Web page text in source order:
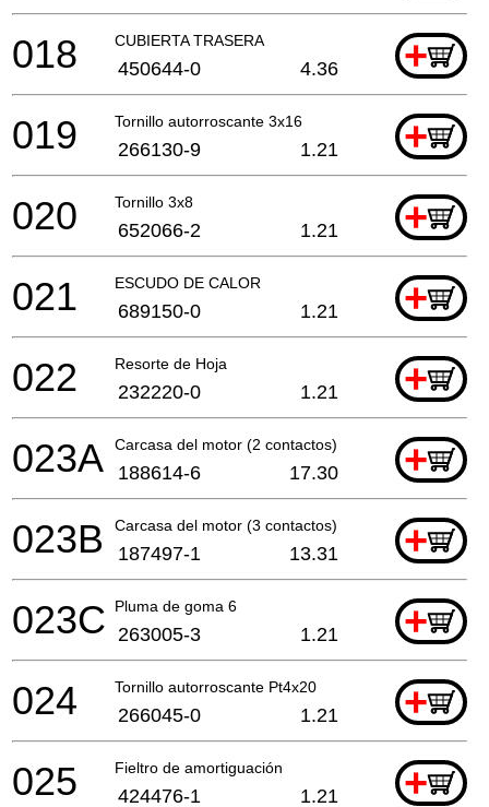
CUBIERTA TRASERA +
018 450644-0 4.36
Tornillo autorroscante 3x16 +
019 266130-9 1.21
Tornillo 3x8 +
020 652066-2 1.21
ESCUDO DE CALOR +
021 689150-0 1.21
Resorte de Hoja +
022 232220-0 1.21
Carcasa del motor (2 contactos) +
023A 188614-6 17.30
Carcasa del motor (3 contactos) +
023B 187497-1 13.31
Pluma de goma 6 +
023C 263005-3 1.21
Tornillo autorroscante Pt4x20 +
024 266045-0 1.21
Fieltro de amortiguación +
025 424476-1 1.21